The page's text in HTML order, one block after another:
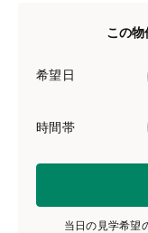
この
希望日
時間帯
当日の見学希望